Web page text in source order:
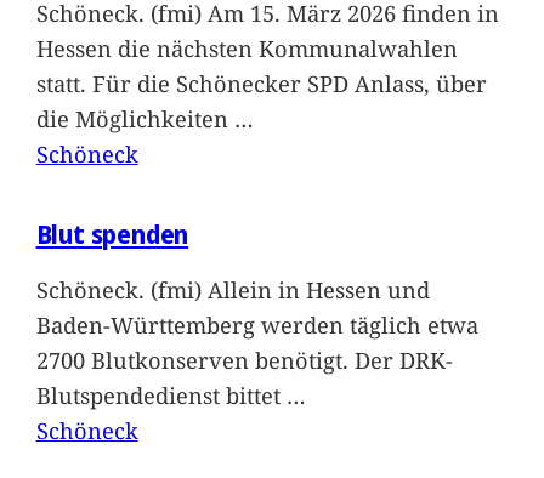
Schöneck. (fmi) Am 15. März 2026 finden in
Hessen die nächsten Kommunalwahlen
statt. Für die Schönecker SPD Anlass, über
die Möglichkeiten …
Schöneck
Blut spenden
Schöneck. (fmi) Allein in Hessen und
Baden-Württemberg werden täglich etwa
2700 Blutkonserven benötigt. Der DRK-
Blutspendedienst bittet …
Schöneck